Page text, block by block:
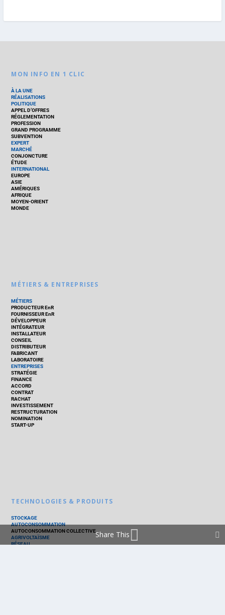
MON INFO EN 1 CLIC
À LA UNE
RÉALISATIONS
POLITIQUE
APPEL D’OFFRES
RÉGLEMENTATION
PROFESSION
GRAND PROGRAMME
SUBVENTION
EXPERT
MARCHÉ
CONJONCTURE
ÉTUDE
INTERNATIONAL
EUROPE
ASIE
AMÉRIQUES
AFRIQUE
MOYEN-ORIENT
MONDE
MÉTIERS & ENTREPRISES
MÉTIERS
PRODUCTEUR EnR
FOURNISSEUR EnR
DÉVELOPPEUR
INTÉGRATEUR
INSTALLATEUR
CONSEIL
DISTRIBUTEUR
FABRICANT
LABORATOIRE
ENTREPRISES
STRATÉGIE
FINANCE
ACCORD
CONTRAT
RACHAT
INVESTISSEMENT
RESTRUCTURATION
NOMINATION
START-UP
TECHNOLOGIES & PRODUITS
STOCKAGE
AUTOCONSOMMATION
AUTOCONSOMMATION COLLECTIVE
AGRIVOLTAÏSME
RÉSEAU
Share This